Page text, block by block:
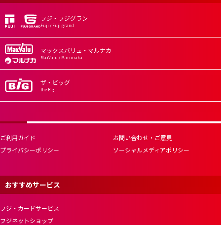
フジ・フジグラン
Fuji / Fuji grand
マックスバリュ・マルナカ
MaxValu / Marunaka
ザ・ビッグ
the Big
ご利用ガイド
お問い合わせ・ご意見
プライバシーポリシー
ソーシャルメディアポリシー
おすすめサービス
フジ・カードサービス
フジネットショップ